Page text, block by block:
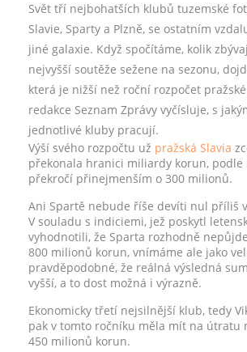
Svět tří nejbohatších klubů tuzemské
Slavie, Sparty a Plzně, se ostatním
jiné galaxie. Když spočítáme, kolik
nejvyšší soutěže sežene na sezonu,
která je nižší než roční rozpočet
redakce Seznam Zprávy vyčísluje, s
jednotlivé kluby pracují.
Výší svého rozpočtu už pražská Slavia
překonala hranici miliardy korun, podle
překročí přinejmenším o 300 milionů.
Ani Spartě nebude říše devíti nul příliš
V souladu s indiciemi, jež poskytl
vyhodnotili, že Sparta rozhodně
800 milionů korun, vnímáme ale jako
pravděpodobné, že reálná výsledná
vyšší, a to dost možná i výrazně.
Ekonomicky třetí nejsilnější klub, tedy
pak v tomto ročníku měla mít na útratu
450 milionů korun.